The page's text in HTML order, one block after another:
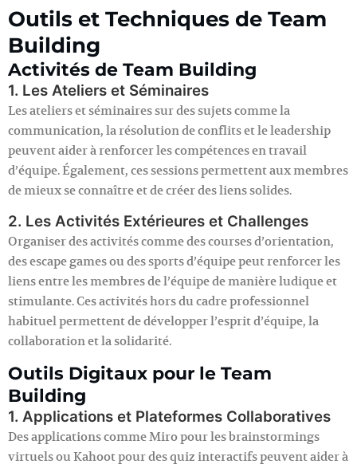
Outils et Techniques de Team
Building
Activités de Team Building
1. Les Ateliers et Séminaires
Les ateliers et séminaires sur des sujets comme la
communication, la résolution de conflits et le leadership
peuvent aider à renforcer les compétences en travail
d’équipe. Également, ces sessions permettent aux membres
de mieux se connaître et de créer des liens solides.
2. Les Activités Extérieures et Challenges
Organiser des activités comme des courses d’orientation,
des escape games ou des sports d’équipe peut renforcer les
liens entre les membres de l’équipe de manière ludique et
stimulante. Ces activités hors du cadre professionnel
habituel permettent de développer l’esprit d’équipe, la
collaboration et la solidarité.
Outils Digitaux pour le Team
Building
1. Applications et Plateformes Collaboratives
Des applications comme Miro pour les brainstormings
virtuels ou Kahoot pour des quiz interactifs peuvent aider à